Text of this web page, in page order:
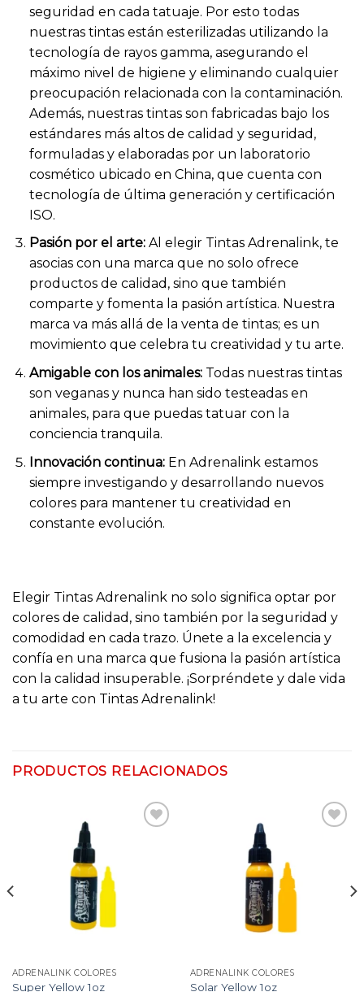
seguridad en cada tatuaje. Por esto todas
nuestras tintas están esterilizadas utilizando la
tecnología de rayos gamma, asegurando el
máximo nivel de higiene y eliminando cualquier
preocupación relacionada con la contaminación.
Además, nuestras tintas son fabricadas bajo los
estándares más altos de calidad y seguridad,
formuladas y elaboradas por un laboratorio
cosmético ubicado en China, que cuenta con
tecnología de última generación y certificación
ISO.
Pasión por el arte:Al elegir Tintas Adrenalink, te
asocias con una marca que no solo ofrece
productos de calidad, sino que también
comparte y fomenta la pasión artística. Nuestra
marca va más allá de la venta de tintas; es un
movimiento que celebra tu creatividad y tu arte.
Amigable con los animales:Todas nuestras tintas
son veganas y nunca han sido testeadas en
animales, para que puedas tatuar con la
conciencia tranquila.
Innovación continua:En Adrenalink estamos
siempre investigando y desarrollando nuevos
colores para mantener tu creatividad en
constante evolución.
Elegir Tintas Adrenalink no solo significa optar por
colores de calidad, sino también por la seguridad y
comodidad en cada trazo. Únete a la excelencia y
confía en una marca que fusiona la pasión artística
con la calidad insuperable. ¡Sorpréndete y dale vida
a tu arte con Tintas Adrenalink!
PRODUCTOS RELACIONADOS
ADRENALINK COLORES
Super Yellow 1oz
ADRENALINK COLORES
Solar Yellow 1oz